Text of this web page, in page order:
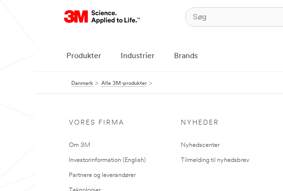
Produkter Industrier Brands
Danmark Alle 3M-produkter
VORES FIRMA
Om 3M
Investorinformation (English)
Partnere og leverandører
NYHEDER
Nyhedscenter
Tilmelding til nyhedsbrev